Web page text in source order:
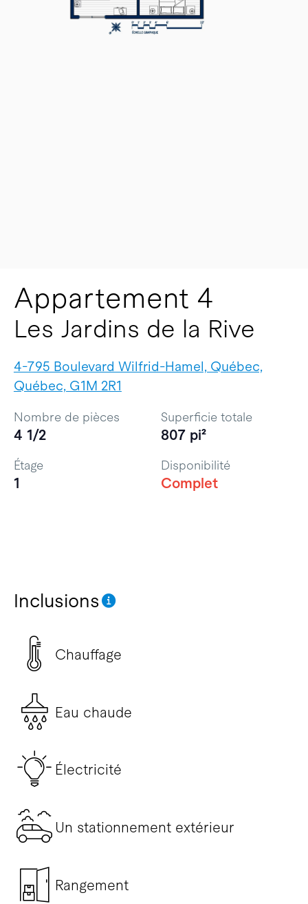
Appartement 4
Les Jardins de la Rive
4-795 Boulevard Wilfrid-Hamel, Québec,
Québec, G1M 2R1
Inclusions
Chauffage
Eau chaude
Électricité
Un stationnement extérieur
Rangement
Nombre de pièces
4 1/2
Superficie totale
807 pi²
Étage
1
Disponibilité
Complet